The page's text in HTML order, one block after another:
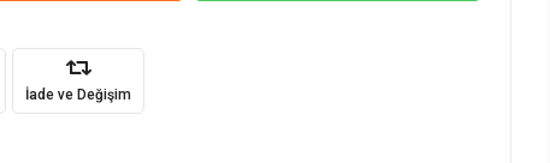
İade ve Değişim